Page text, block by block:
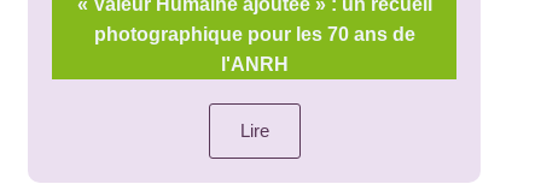
« Valeur Humaine ajoutée » : un recueil
photographique pour les 70 ans de
l'ANRH
Lire